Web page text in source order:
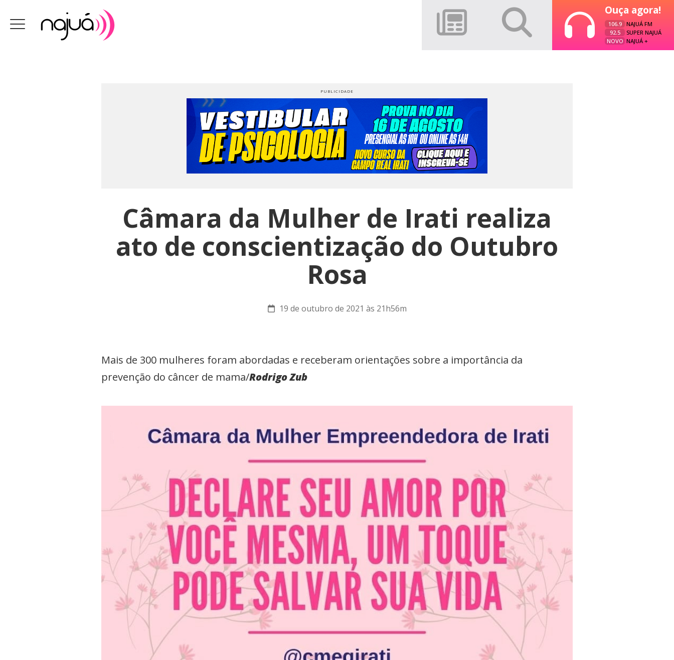
Ouça agora!
106.9
NAJUÁ FM
92.5
SUPER NAJUÁ
NOVO NAJUÁ +
Câmara da Mulher de Irati realiza
ato de conscientização do Outubro
Rosa
19 de outubro de 2021 às 21h56m
Mais de 300 mulheres foram abordadas e receberam orientações sobre a importância da
prevenção do câncer de mama/Rodrigo Zub